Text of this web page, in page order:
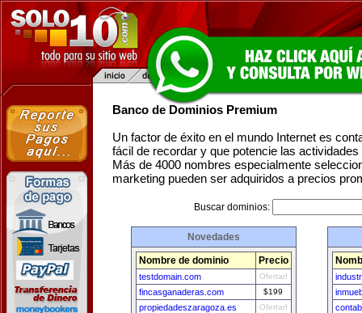
Banco de Dominios Premium
Un factor de éxito en el mundo Internet es
fácil de recordar y que potencie las
Más de 4000 nombres especialmente
marketing pueden ser adquiridos a precios
Buscar dominios:
Novedades
Nombre de dominio Precio
testdomain.com Ofertar!
fincasganaderas.com $199
propiedadeszaragoza.es Ofertar!